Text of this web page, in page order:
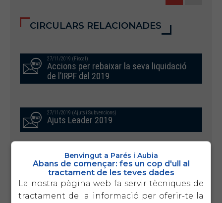
CIRCULARS RELACIONADES
27/11/2019 (Fiscal)
Accions per rebaixar la seva liquidació
de l’IRPF del 2019
27/11/2019 (Ajuts i Subvencions)
Ajuts Leader 2019
26/11/2019 (Laboral)
Calendaris laborals, a compte conveni
i altres 2020
Benvingut a Parés i Aubia
Abans de començar: fes un cop d'ull al
tractament de les teves dades
La nostra pàgina web fa servir tècniques de
tractament de la informació per oferir-te la